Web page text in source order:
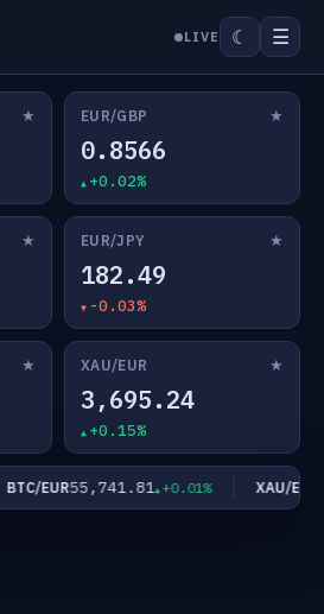
LIVE ☾ ☰
★ EUR/GBP ★
0.8566
+0.02%
★ EUR/JPY ★
182.49
-0.03%
★ XAU/EUR ★
3,695.24
+0.15%
BTC/EUR55,741.81 +0.01% XAU/EUR